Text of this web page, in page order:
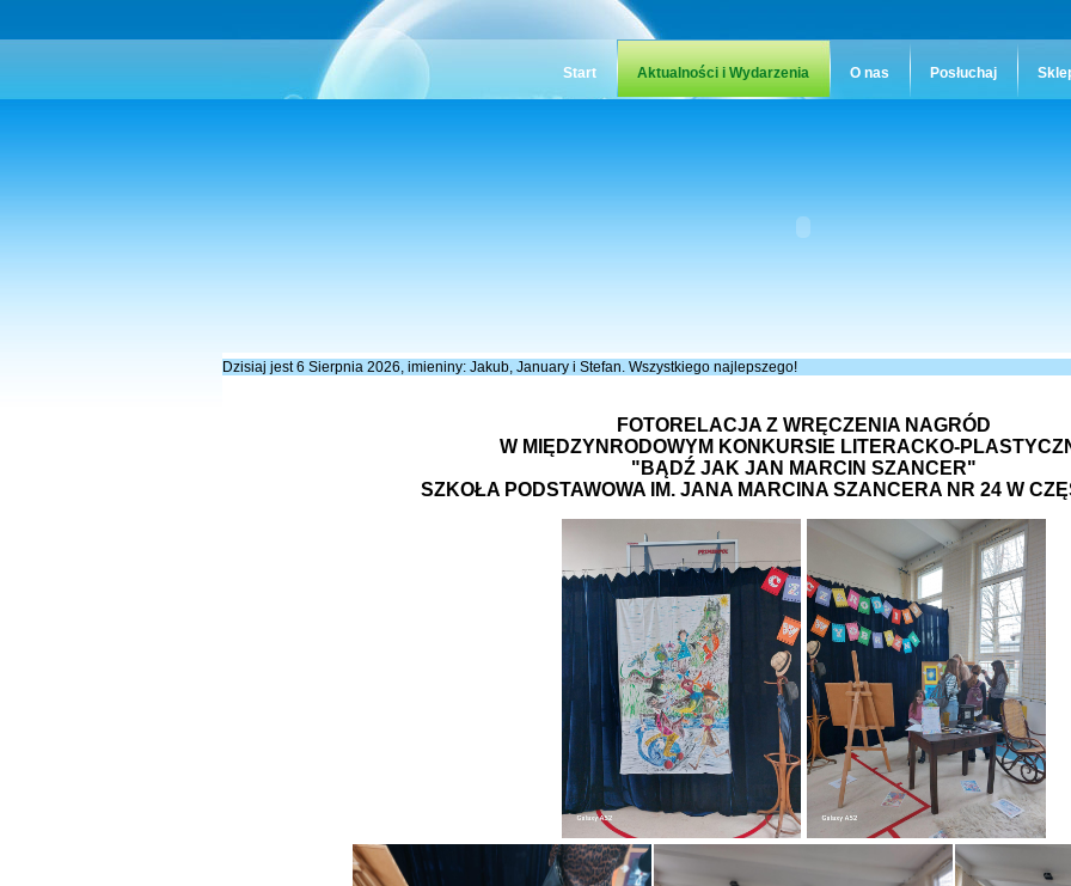
Start Aktualności i Wydarzenia O nas Posłuchaj
Dzisiaj jest 6 Sierpnia 2026, imieniny: Jakub, January i Stefan. Wszystkiego najlepszego!
FOTORELACJA Z WRĘCZENIA NAGRÓD
W MIĘDZYNRODOWYM KONKURSIE LITERACKO-
"BĄDŹ JAK JAN MARCIN SZANCER"
SZKOŁA PODSTAWOWA IM. JANA MARCINA SZANCERA NR 24 W